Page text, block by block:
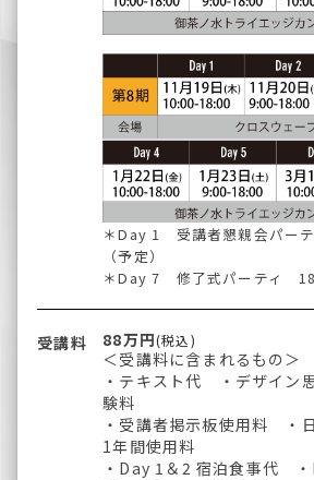
＊Day 1 受講者懇親会パー
（予定）
＊Day 7 修了式パーティ 18
受講料 88万円(税込)
＜受講料に含まれるもの＞
・テキスト代 ・デザイン
験料
・受講者掲示板使用料 ・
1年間使用料
・Day 1＆2 宿泊食事代